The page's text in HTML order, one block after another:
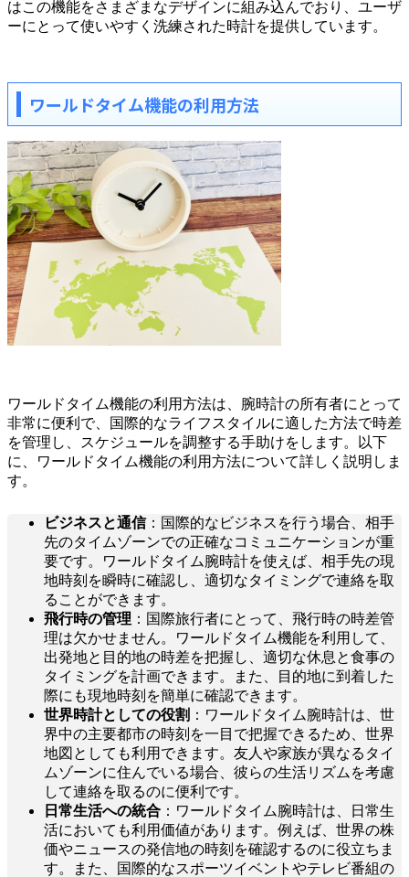
はこの機能をさまざまなデザインに組み込んでおり、ユーザ
ーにとって使いやすく洗練された時計を提供しています。
ワールドタイム機能の利用方法
ワールドタイム機能の利用方法は、腕時計の所有者にとって
非常に便利で、国際的なライフスタイルに適した方法で時差
を管理し、スケジュールを調整する手助けをします。以下
に、ワールドタイム機能の利用方法について詳しく説明しま
す。
ビジネスと通信：国際的なビジネスを行う場合、相手
先のタイムゾーンでの正確なコミュニケーションが重
要です。ワールドタイム腕時計を使えば、相手先の現
地時刻を瞬時に確認し、適切なタイミングで連絡を取
ることができます。
飛行時の管理 ：国際旅行者にとって、飛行時の時差管
理は欠かせません。ワールドタイム機能を利用して、
出発地と目的地の時差を把握し、適切な休息と食事の
タイミングを計画できます。また、目的地に到着した
際にも現地時刻を簡単に確認できます。
世界時計としての役割 ：ワールドタイム腕時計は、世
界中の主要都市の時刻を一目で把握できるため、世界
地図としても利用できます。友人や家族が異なるタイ
ムゾーンに住んでいる場合、彼らの生活リズムを考慮
して連絡を取るのに便利です。
日常生活への統合 ：ワールドタイム腕時計は、日常生
活においても利用価値があります。例えば、世界の株
価やニュースの発信地の時刻を確認するのに役立ちま
す。また、国際的なスポーツイベントやテレビ番組の